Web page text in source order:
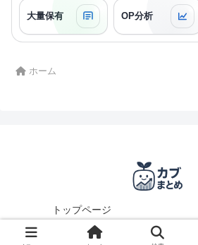
大量保有 OP分析
ホーム
トップページ
© 2025 カブまとめ.